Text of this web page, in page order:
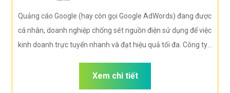
Quảng cáo Google (hay còn gọi Google AdWords) đang được
cá nhân, doanh nghiệp chống sét nguồn điện sử dụng để việc
kinh doanh trực tuyến nhanh và đạt hiệu quả tối đa. Công ty
Google chống sét nguồn điện với những tính năng nổi bật
Xem chi tiết